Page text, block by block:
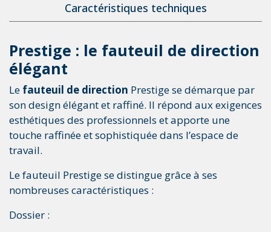
Caractéristiques techniques
Prestige : le fauteuil de direction
élégant
Le fauteuil de direction Prestige se démarque par
son design élégant et raffiné. Il répond aux exigences
esthétiques des professionnels et apporte une
touche raffinée et sophistiquée dans l’espace de
travail.
Le fauteuil Prestige se distingue grâce à ses
nombreuses caractéristiques :
Dossier :